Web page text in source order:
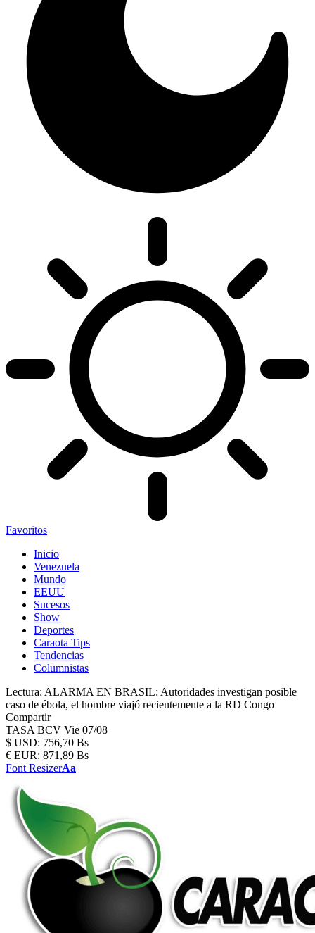
Favoritos
Inicio
Venezuela
Mundo
EEUU
Sucesos
Show
Deportes
Caraota Tips
Tendencias
Columnistas
Lectura: ALARMA EN BRASIL: Autoridades investigan posible
caso de ébola, el hombre viajó recientemente a la RD Congo
Compartir
TASA BCV Vie 07/08
$ USD: 756,70 Bs
€ EUR: 871,89 Bs
Font ResizerAa